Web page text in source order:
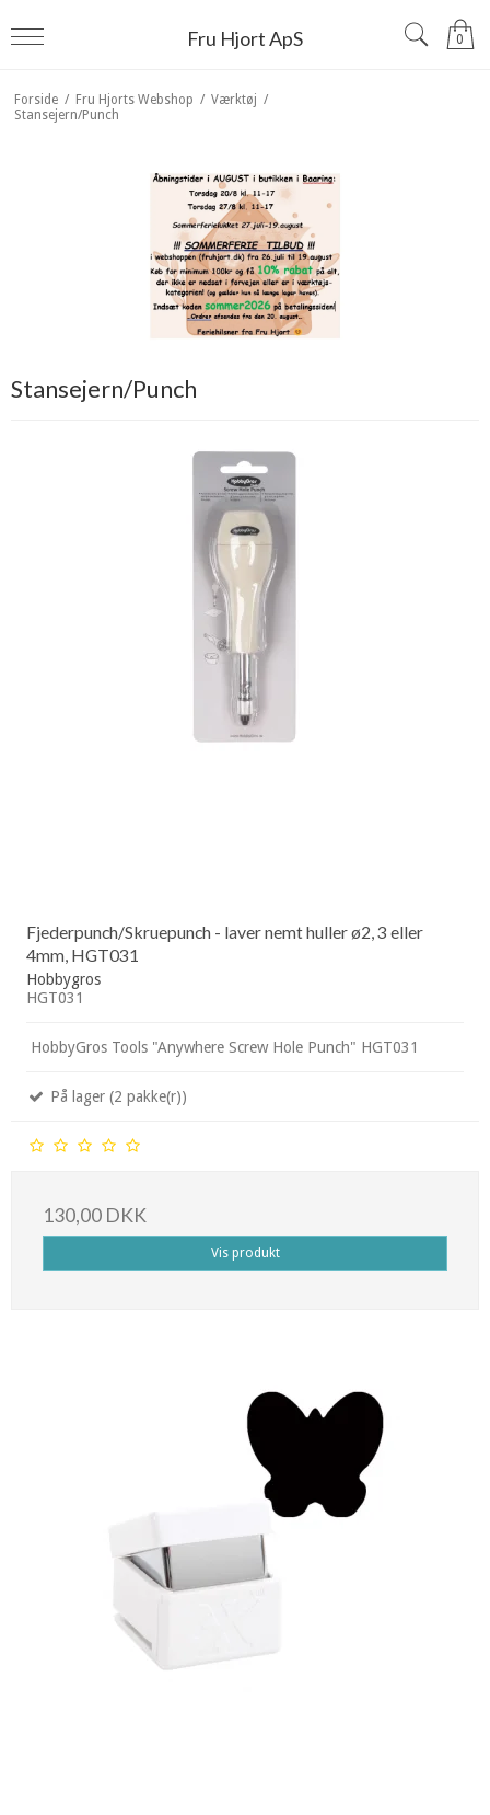
Fru Hjort ApS 0
Forside / Fru Hjorts Webshop / Værktøj /
Stansejern/Punch
Stansejern/Punch
Fjederpunch/Skruepunch - laver nemt huller ø2, 3 eller
4mm, HGT031
Hobbygros
HGT031
HobbyGros Tools "Anywhere Screw Hole Punch" HGT031
På lager (2 pakke(r))
130,00 DKK
Vis produkt